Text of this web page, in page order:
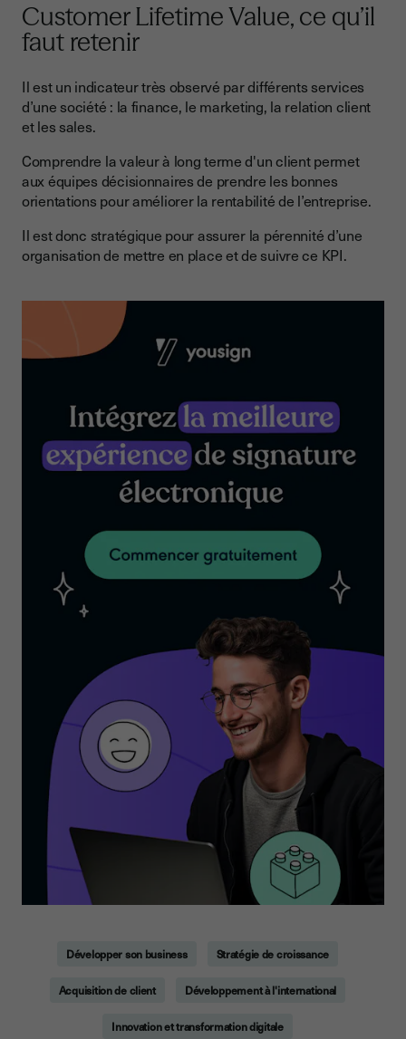
Customer Lifetime Value, ce qu’il
faut retenir
Il est un indicateur très observé par différents services
d’une société : la finance, le marketing, la relation client
et les sales.
Comprendre la valeur à long terme d'un client permet
aux équipes décisionnaires de prendre les bonnes
orientations pour améliorer la rentabilité de l’entreprise.
Il est donc stratégique pour assurer la pérennité d’une
organisation de mettre en place et de suivre ce KPI.
Développer son business Stratégie de croissance
Acquisition de client Développement à l'international
Innovation et transformation digitale